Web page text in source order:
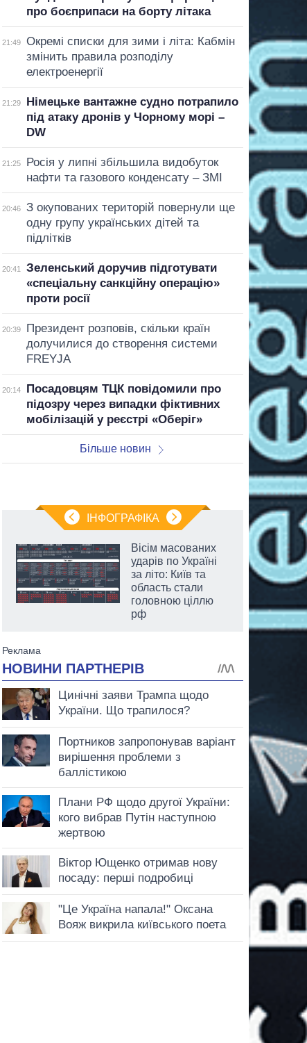
про боєприпаси на борту літака
21:49
Окремі списки для зими і літа: Кабмін
змінить правила розподілу
електроенергії
21:29
Німецьке вантажне судно потрапило
під атаку дронів у Чорному морі –
DW
21:25
Росія у липні збільшила видобуток
нафти та газового конденсату – ЗМІ
20:46
З окупованих територій повернули ще
одну групу українських дітей та
підлітків
20:41
Зеленський доручив підготувати
«спеціальну санкційну операцію»
проти росії
20:39
Президент розповів, скільки країн
долучилися до створення системи
FREYJA
20:14
Посадовцям ТЦК повідомили про
підозру через випадки фіктивних
мобілізацій у реєстрі «Оберіг»
Більше новин
ІНФОГРАФІКА
Вісім масованих
ударів по Україні
за літо: Київ та
область стали
головною ціллю
рф